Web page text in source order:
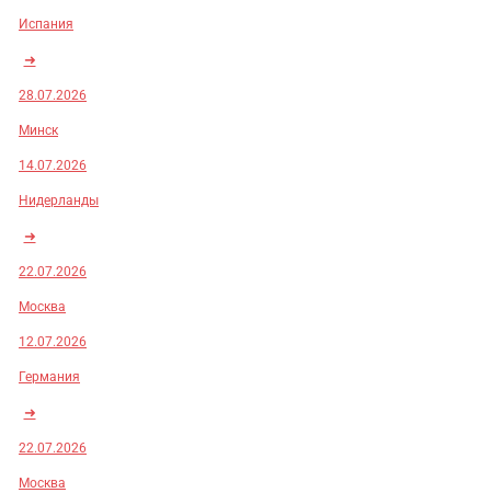
Испания
➜
28.07.2026
Минск
14.07.2026
Нидерланды
➜
22.07.2026
Москва
12.07.2026
Германия
➜
22.07.2026
Москва